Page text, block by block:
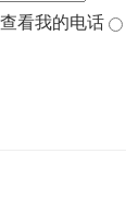
看我的电话